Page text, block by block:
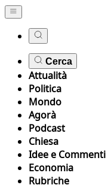
Cerca
Attualità
Politica
Mondo
Agorà
Podcast
Chiesa
Idee e Commenti
Economia
Rubriche